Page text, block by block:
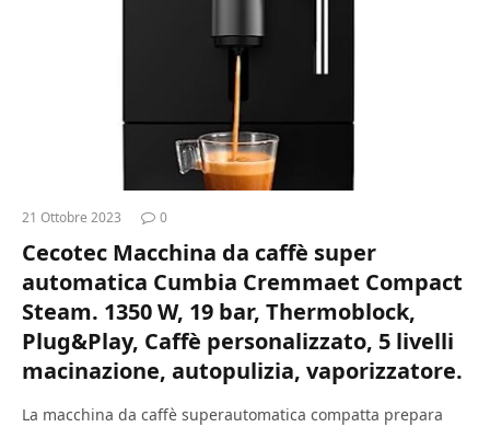
21 Ottobre 2023 0
Cecotec Macchina da caffè super
automatica Cumbia Cremmaet Compact
Steam. 1350 W, 19 bar, Thermoblock,
Plug&Play, Caffè personalizzato, 5 livelli
macinazione, autopulizia, vaporizzatore.
La macchina da caffè superautomatica compatta prepara